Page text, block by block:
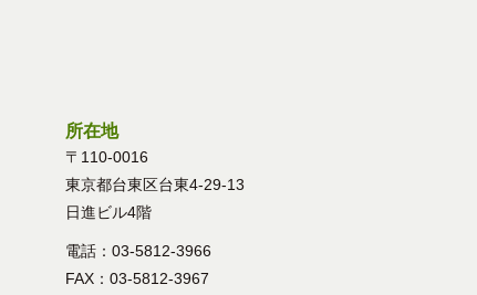
所在地
〒110-0016
東京都台東区台東4-29-13
日進ビル4階
電話：03-5812-3966
FAX：03-5812-3967